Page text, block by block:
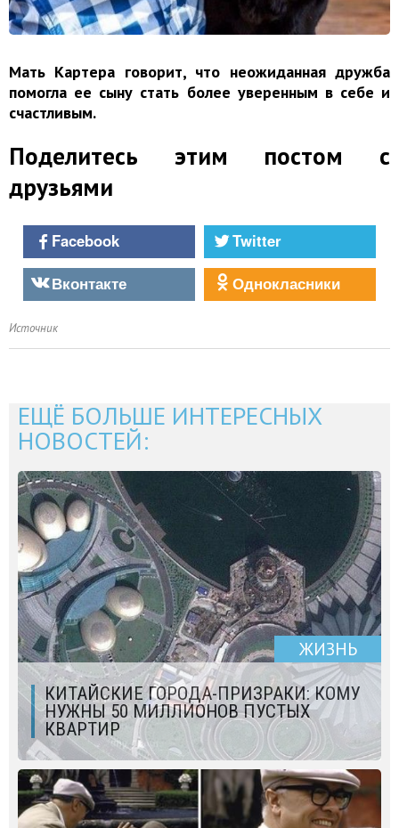
Мать Картера говорит, что неожиданная дружба
помогла ее сыну стать более уверенным в себе и
счастливым.
Поделитесь этим постом с
друзьями
Facebook
Twitter
Вконтакте
Однокласники
Источник
ЕЩЁ БОЛЬШЕ ИНТЕРЕСНЫХ
НОВОСТЕЙ:
ЖИЗНЬ
КИТАЙСКИЕ ГОРОДА-ПРИЗРАКИ: КОМУ
НУЖНЫ 50 МИЛЛИОНОВ ПУСТЫХ
КВАРТИР